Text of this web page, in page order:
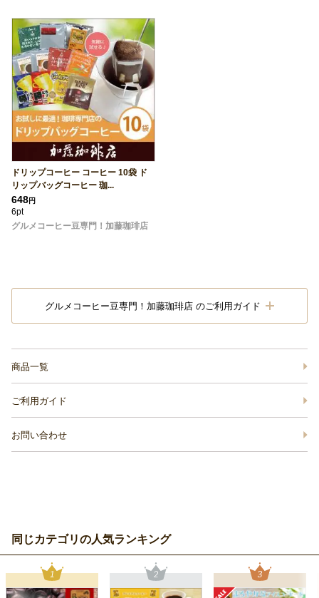
ドリップコーヒー コーヒー 10袋 ド
リップバッグコーヒー 珈...
648円
6pt
グルメコーヒー豆専門！加藤珈琲店
グルメコーヒー豆専門！加藤珈琲店 のご利用ガイド
商品一覧
ご利用ガイド
お問い合わせ
同じカテゴリの人気ランキング